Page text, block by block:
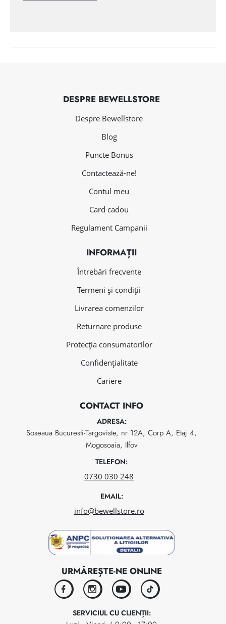
DESPRE BEWELLSTORE
Despre Bewellstore
Blog
Puncte Bonus
Contactează-ne!
Contul meu
Card cadou
Regulament Campanii
INFORMAȚII
Întrebări frecvente
Termeni și condiții
Livrarea comenzilor
Returnare produse
Protecția consumatorilor
Confidențialitate
Cariere
CONTACT INFO
ADRESA:
Soseaua Bucuresti-Targoviste, nr 12A, Corp A, Etaj 4,
Mogosoaia, Ilfov
TELEFON:
0730 030 248
EMAIL:
info@bewellstore.ro
URMĂREȘTE-NE ONLINE
facebookinstagramyoutubetiktok
SERVICIUL CU CLIENȚII: